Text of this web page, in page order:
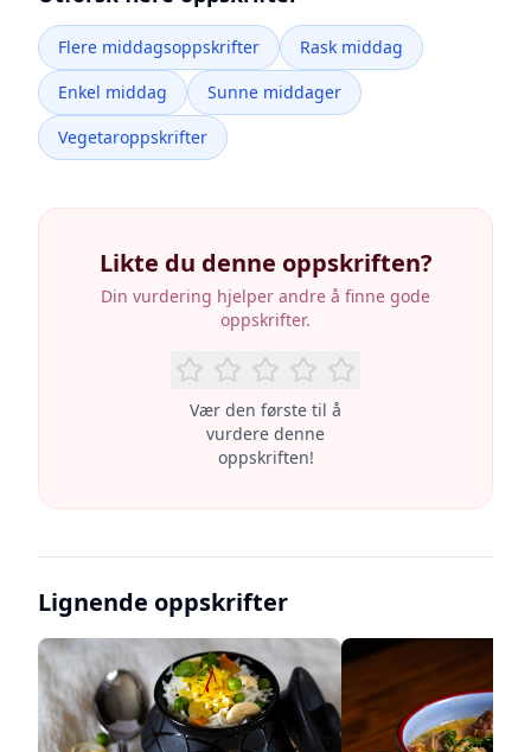
Flere middagsoppskrifter
Rask middag
Enkel middag
Sunne middager
Vegetaroppskrifter
Likte du denne oppskriften?
Din vurdering hjelper andre å finne gode
oppskrifter.
Vær den første til å
vurdere denne
oppskriften!
Lignende oppskrifter